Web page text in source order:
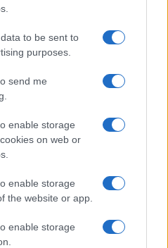
to be sent to
purposes.
send me
enable storage
on web or
enable storage
the website or app.
enable storage
USD, ribassi diffusi tra le